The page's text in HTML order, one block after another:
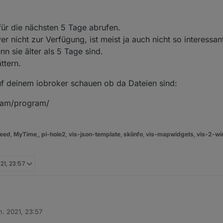
die nächsten 5 Tage abrufen.
nicht zur Verfügung, ist meist ja auch nicht so
sie älter als 5 Tage sind.
deinem iobroker schauen ob da Dateien sind:
program/
, MyTime,, pi-hole2, vis-json-template, skiinfo, vis-mapwidgets, vis-2-
23:57
für die nächsten 5 Tage abrufen.
2021, 23:57